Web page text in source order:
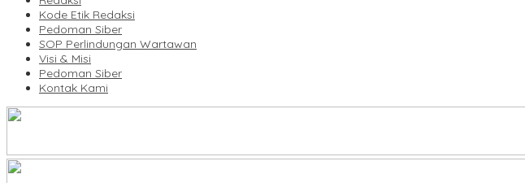
Kode Etik Redaksi
Pedoman Siber
SOP Perlindungan Wartawan
Visi & Misi
Pedoman Siber
Kontak Kami